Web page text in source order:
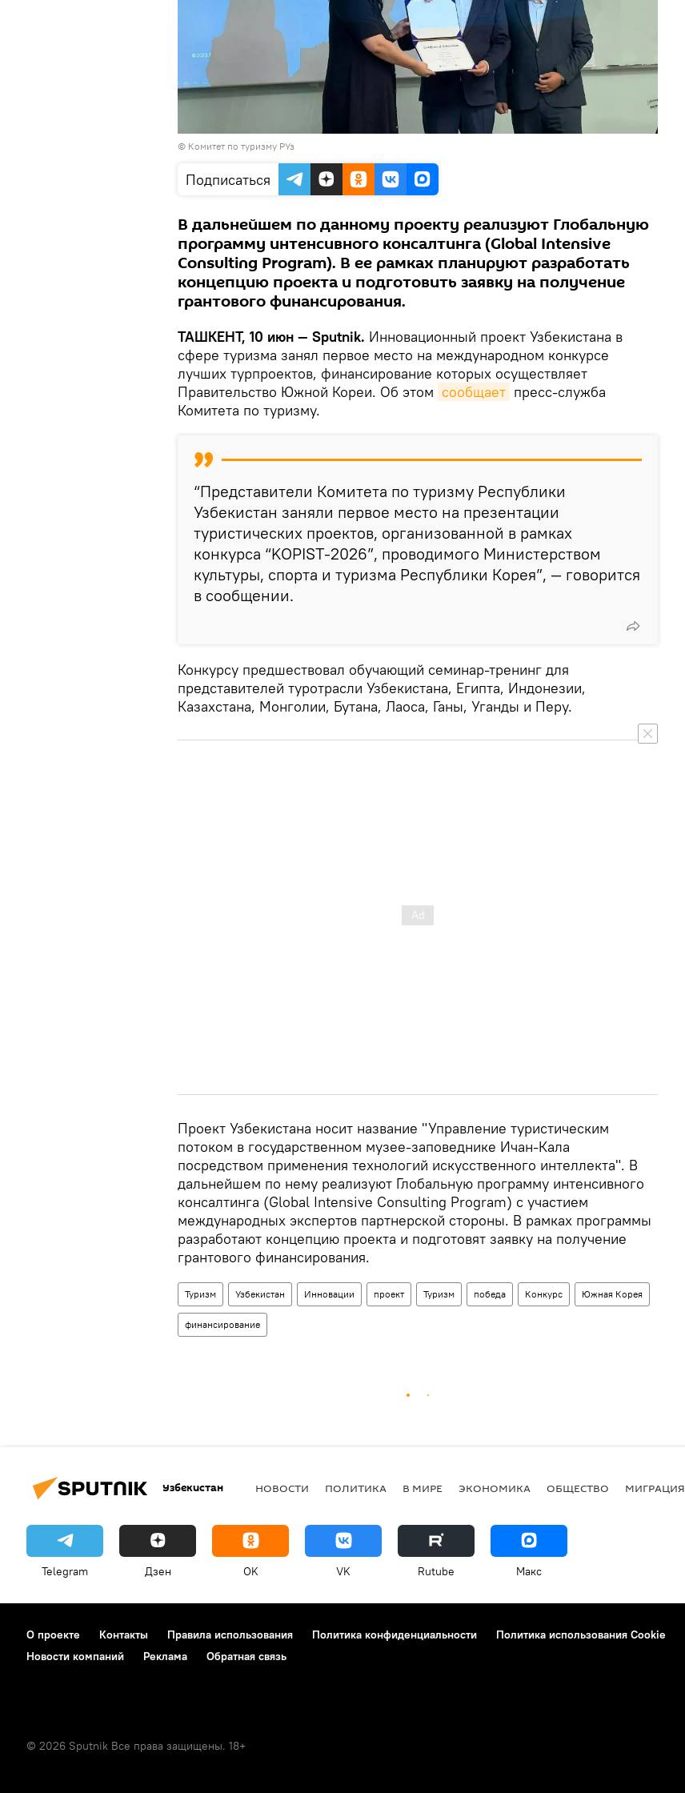
© Комитет по туризму РУз
Подписаться
В дальнейшем по данному проекту реализуют Глобальную
программу интенсивного консалтинга (Global Intensive
Consulting Program). В ее рамках планируют разработать
концепцию проекта и подготовить заявку на получение
грантового финансирования.
ТАШКЕНТ, 10 июн — Sputnik. Инновационный проект Узбекистана в
сфере туризма занял первое место на международном конкурсе
лучших турпроектов, финансирование которых осуществляет
Правительство Южной Кореи. Об этом сообщает пресс-служба
Комитета по туризму.
“Представители Комитета по туризму Республики
Узбекистан заняли первое место на презентации
туристических проектов, организованной в рамках
конкурса “KOPIST-2026”, проводимого Министерством
культуры, спорта и туризма Республики Корея”, — говорится
в сообщении.
Конкурсу предшествовал обучающий семинар-тренинг для
представителей туротрасли Узбекистана, Египта, Индонезии,
Казахстана, Монголии, Бутана, Лаоса, Ганы, Уганды и Перу.
Проект Узбекистана носит название "Управление туристическим
потоком в государственном музее-заповеднике Ичан-Кала
посредством применения технологий искусственного интеллекта". В
дальнейшем по нему реализуют Глобальную программу интенсивного
консалтинга (Global Intensive Consulting Program) с участием
международных экспертов партнерской стороны. В рамках программы
разработают концепцию проекта и подготовят заявку на получение
грантового финансирования.
Туризм Узбекистан Инновации проект Туризм победа Конкурс Южная Корея
финансирование
Узбекистан НОВОСТИ ПОЛИТИКА В МИРЕ ЭКОНОМИКА ОБЩЕСТВО МИГРАЦИЯ
Telegram Дзен OK VK Rutube Макс
О проекте Контакты Правила использования Политика конфиденциальности Политика использования Cookie
Новости компаний
Реклама Обратная связь
© 2026 Sputnik Все права защищены. 18+